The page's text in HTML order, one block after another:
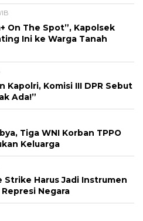
On The Spot”, Kapolsek
Ini ke Warga Tanah
Kapolri, Komisi III DPR Sebut
Ada!”
Tiga WNI Korban TPPO
Keluarga
Strike Harus Jadi Instrumen
Negara